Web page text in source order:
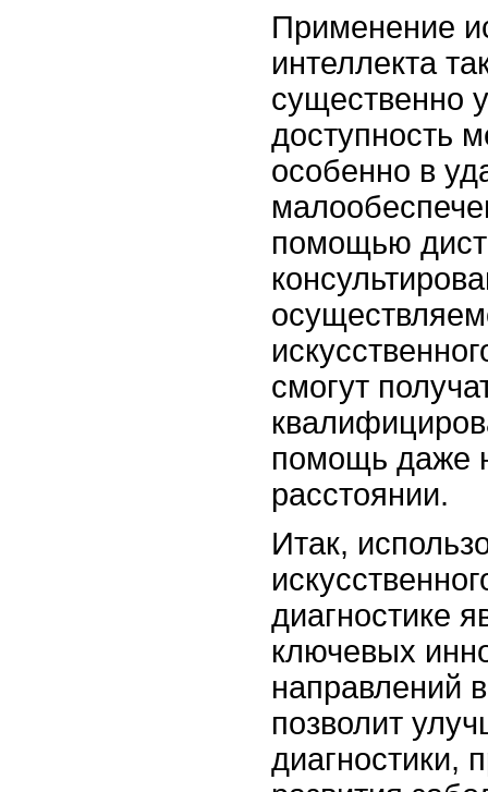
Применение
интеллекта
существенно
доступность
особенно в
помощью
смогут
помощь даже
расстоянии.
Итак,
диагностике
ключевых
направлений
позволит
диагностики,